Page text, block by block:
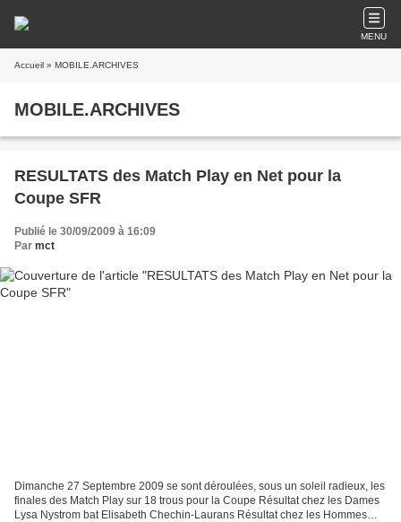
MENU
Accueil » MOBILE.ARCHIVES
MOBILE.ARCHIVES
RESULTATS des Match Play en Net pour la
Coupe SFR
Publié le 30/09/2009 à 16:09
Par mct
Dimanche 27 Septembre 2009 se sont déroulées, sous un soleil radieux, les
finales des Match Play sur 18 trous pour la Coupe Résultat chez les Dames
Lysa Nystrom bat Elisabeth Chechin-Laurans Résultat chez les Hommes